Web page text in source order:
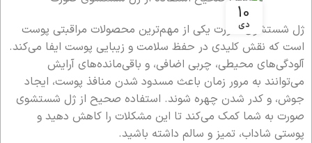
10
دی
ژل شستشوی صورت یکی از مهم‌ترین محصولات مراقبتی پوست
است که نقش کلیدی در حفظ سلامت و زیبایی پوست ایفا می‌کند.
آلودگی‌های محیطی، چربی اضافی، و باقی‌مانده‌های آرایش
می‌توانند به مرور زمان باعث مسدود شدن منافذ پوست، ایجاد
جوش، و کدر شدن چهره شوند. استفاده صحیح از ژل شستشوی
صورت به شما کمک می‌کند تا این مشکلات را کاهش دهید و
پوستی شاداب، تمیز و سالم داشته باشید.